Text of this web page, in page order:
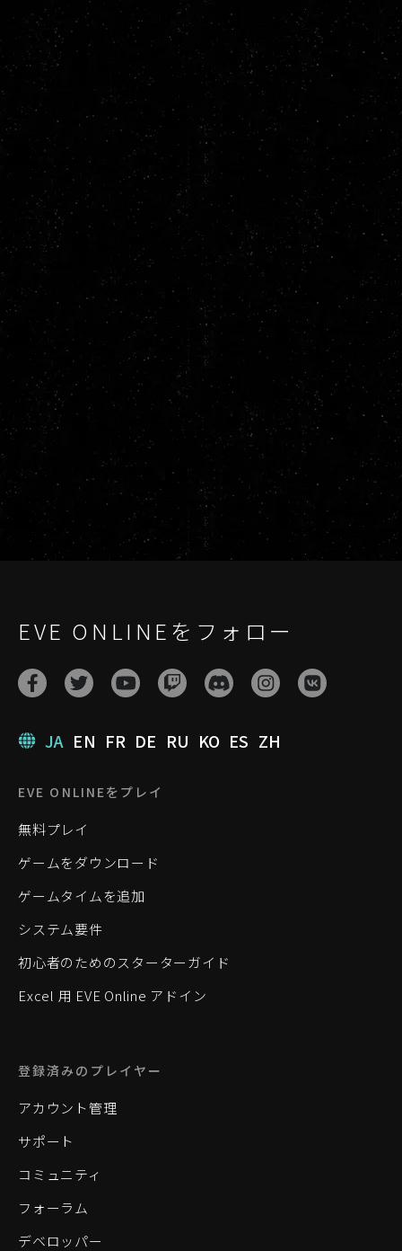
EVE ONLINEをフォロー
JA EN FR DE RU KO ES ZH
EVE ONLINEをプレイ
無料プレイ
ゲームをダウンロード
ゲームタイムを追加
システム要件
初心者のためのスターターガイド
Excel 用 EVE Online アドイン
登録済みのプレイヤー
アカウント管理
サポート
コミュニティ
フォーラム
デベロッパー